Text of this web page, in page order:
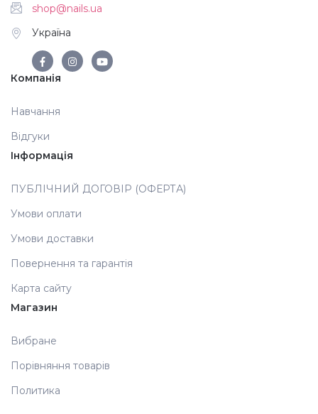
Фарби для розпису
Фольга для лиття (ефект кракелюра)
shop@nails.ua
Україна
Компанія
Навчання
Відгуки
Інформація
ПУБЛІЧНИЙ ДОГОВІР (ОФЕРТА)
Умови оплати
Умови доставки
Повернення та гарантія
Карта сайту
Магазин
Вибране
Порівняння товарів
Политика